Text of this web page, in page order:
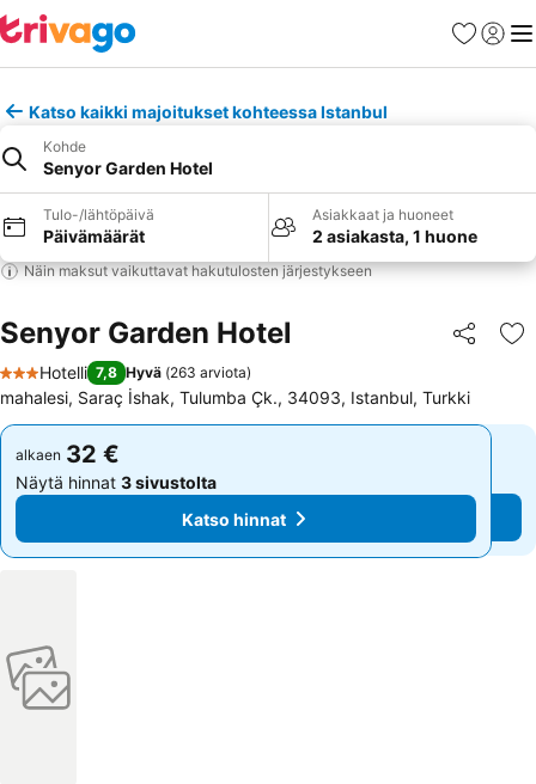
Suosikit
Katso kaikki majoitukset kohteessa Istanbul
Kohde
Senyor Garden Hotel
Tulo-/lähtöpäivä
Päivämäärät
Asiakkaat ja huoneet
2 asiakasta, 1 huone
Näin maksut vaikuttavat hakutulosten järjestykseen
Senyor Garden Hotel Jaa
3 Tähtiluokitus
Hotelli 7,8 Hyvä (263 arviota)
mahalesi, Saraç İshak, Tulumba Çk., 34093, Istanbul, Turkki
alkaen 32 €
Näytä hinnat 3 sivustolta
Katso hinnat
alkaen 32 €
Näytä hinnat 3 sivustolta
Katso hinnat